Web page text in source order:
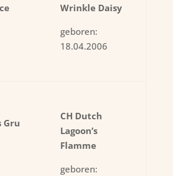
Wrinkle Daisy
geboren:
18.04.2006
Gru
CH Dutch
Lagoon’s
Flamme
geboren: